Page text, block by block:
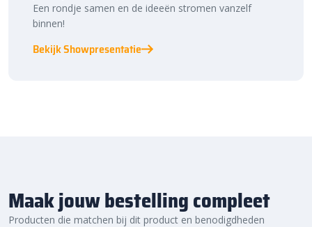
Een rondje samen en de ideeën stromen vanzelf
binnen!
Bekijk Showpresentatie
Maak jouw bestelling compleet
Producten die matchen bij dit product en benodigdheden